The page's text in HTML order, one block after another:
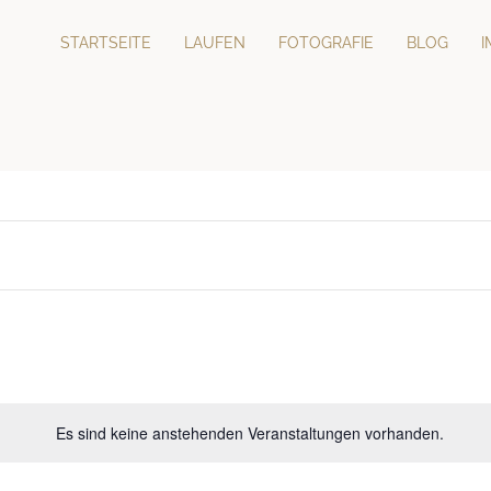
STARTSEITE LAUFEN FOTOGRAFIE BLOG
Es sind keine anstehenden Veranstaltungen vorhanden.